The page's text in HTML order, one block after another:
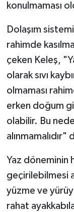
konulmaması
Dolaşım
rahimde
çeken Keleş,
olarak sıvı
olmaması
erken doğum
olabilir. Bu
alınmamalıdır"
Yaz döneminin
geçirilebilmesi
yüzme ve
rahat